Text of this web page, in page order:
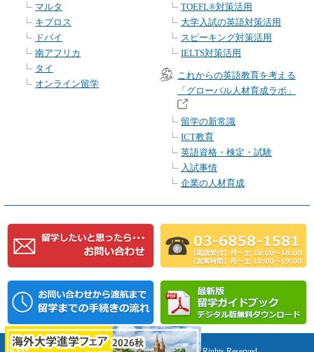
マルタ
キプロス
ドバイ
南アフリカ
タイ
オンライン留学
TOEFL®対策活用
大学入試の英語対策活用
スピーキング対策活用
IELTS対策活用
これからの英語教育を考える
「グローバル人材育成ラボ」
留学の新常識
ICT教育
英語資格・検定・試験
入試事情
企業の人材育成